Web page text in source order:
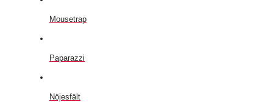
Mousetrap
Paparazzi
Nöjesfält